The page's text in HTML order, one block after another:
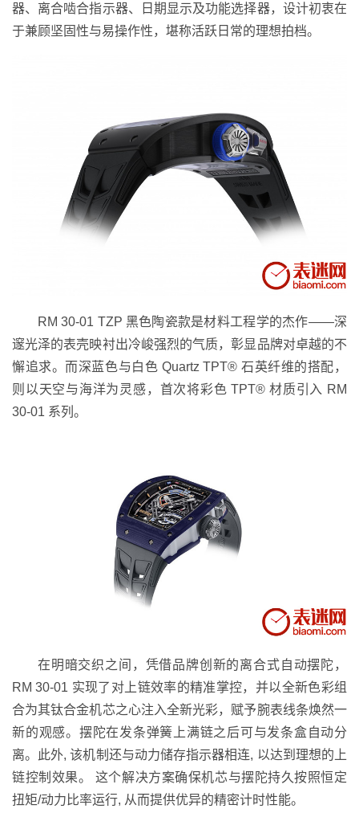
器、离合啮合指示器、日期显示及功能选择器，设计初衷在
于兼顾坚固性与易操作性，堪称活跃日常的理想拍档。
RM 30-01 TZP 黑色陶瓷款是材料工程学的杰作——深
邃光泽的表壳映衬出冷峻强烈的气质，彰显品牌对卓越的不
懈追求。而深蓝色与白色 Quartz TPT® 石英纤维的搭配，
则以天空与海洋为灵感，首次将彩色 TPT® 材质引入 RM
30-01 系列。
在明暗交织之间，凭借品牌创新的离合式自动摆陀，
RM 30-01 实现了对上链效率的精准掌控，并以全新色彩组
合为其钛合金机芯之心注入全新光彩，赋予腕表线条焕然一
新的观感。摆陀在发条弹簧上满链之后可与发条盒自动分
离。此外, 该机制还与动力储存指示器相连, 以达到理想的上
链控制效果。 这个解决方案确保机芯与摆陀持久按照恒定
扭矩/动力比率运行, 从而提供优异的精密计时性能。